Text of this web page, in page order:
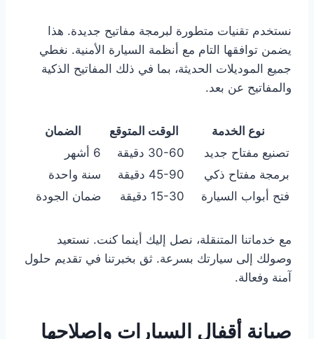
نستخدم تقنيات متطورة لبرمجة مفاتيح جديدة. هذا
يضمن توافقها التام مع أنظمة السيارة الأمنية. نغطي
جميع الموديلات الحديثة، بما في ذلك المفاتيح الذكية
والمفاتيح عن بعد.
نوع الخدمة الوقت المتوقع
الضمان
تصنيع مفتاح جديد
30-60 دقيقة
6 أشهر
برمجة مفتاح ذكي
45-90 دقيقة
سنة واحدة
فتح أبواب السيارة
15-30 دقيقة ضمان الجودة
مع خدماتنا المتنقلة، نصل إليك أينما كنت. نستعيد
وصولك إلى سيارتك بسرعة. ثق بخبرتنا في تقديم حلول
آمنة وفعالة.
صيانة أقفال السيارات وإصلاحها